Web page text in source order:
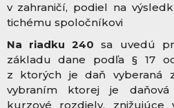
v zahraničí, podiel na
tichému spoločníkovi
Na riadku 240sa uvedú
základu dane podľa § 17
z ktorých je daň vyberaná
vybraním ktorej je
kurzové rozdiely, znižujúce